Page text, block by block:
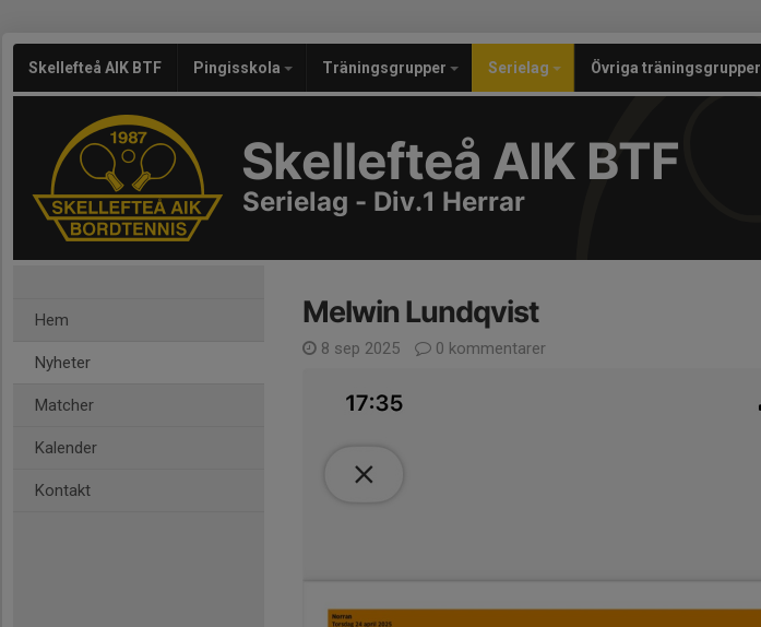
Skellefteå AIK BTF Pingisskola Träningsgrupper Serielag Övriga träningsgrupper
Skellefteå AIK BTF
Serielag - Div.1 Herrar
Hem
Nyheter
Matcher
Kalender
Kontakt
Melwin Lundqvist
8 sep 2025 0 kommentarer